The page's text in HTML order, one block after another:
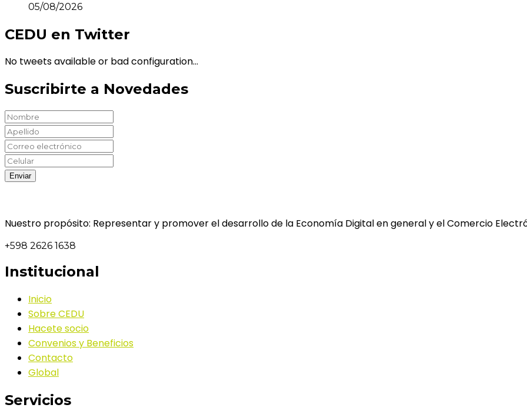
05/08/2026
CEDU en Twitter
No tweets available or bad configuration...
Suscribirte a Novedades
Nuestro propósito: Representar y promover el desarrollo de la Economía Digital en general y el Comercio
+598 2626 1638
Institucional
Inicio
Sobre CEDU
Hacete socio
Convenios y Beneficios
Contacto
Global
Servicios